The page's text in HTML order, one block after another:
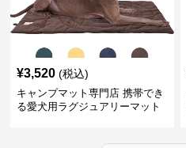
¥3,520 (税込)
キャンプマット専門店 携帯でき
る愛犬用ラグジュアリーマット